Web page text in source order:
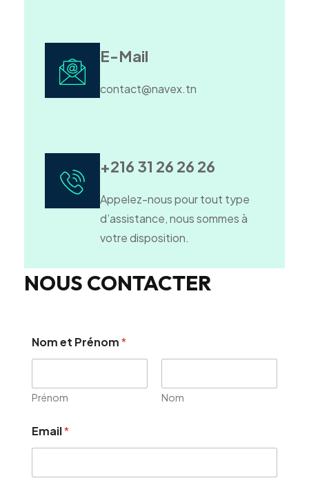
E-Mail
contact@navex.tn
+216 31 26 26 26
Appelez-nous pour tout type
d’assistance, nous sommes à
votre disposition.
NOUS CONTACTER
Nom et Prénom*
Prénom Nom
Email*